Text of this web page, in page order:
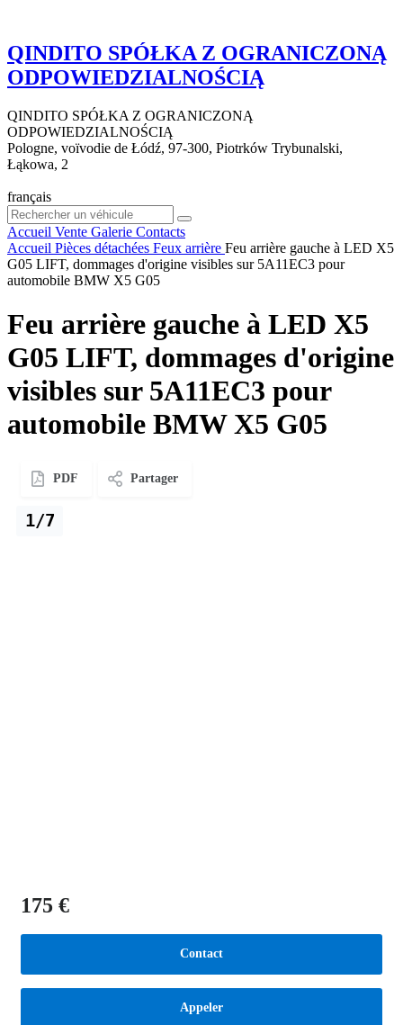
QINDITO SPÓŁKA Z OGRANICZONĄ
ODPOWIEDZIALNOŚCIĄ
QINDITO SPÓŁKA Z OGRANICZONĄ
ODPOWIEDZIALNOŚCIĄ
Pologne, voïvodie de Łódź, 97-300, Piotrków Trybunalski,
Łąkowa, 2
français
Accueil Vente Galerie Contacts
Accueil Pièces détachées Feux arrière Feu arrière gauche à LED X5
G05 LIFT, dommages d'origine visibles sur 5A11EC3 pour
automobile BMW X5 G05
Feu arrière gauche à LED X5
G05 LIFT, dommages d'origine
visibles sur 5A11EC3 pour
automobile BMW X5 G05
PDF Partager
1/7
175 €
Contact
Appeler